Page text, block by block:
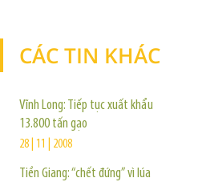
CÁC TIN KHÁC
Vĩnh Long: Tiếp tục xuất khẩu
13.800 tấn gạo
28 | 11 | 2008
Tiền Giang: “chết đứng” vì lúa